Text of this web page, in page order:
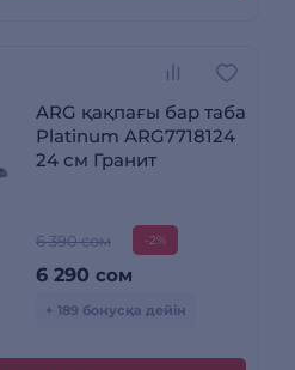
ARG қақпағы бар таба
Platinum ARG7718124
24 см Гранит
6 390 сом -2%
6 290 сом
+ 189 бонусқа дейін